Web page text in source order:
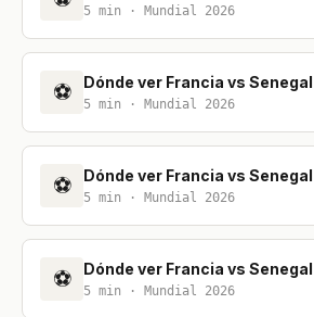
5 min · Mundial 2026
⚽ Dónde ver Francia vs
5 min · Mundial 2026
⚽ Dónde ver Francia vs
5 min · Mundial 2026
⚽ Dónde ver Francia vs
5 min · Mundial 2026